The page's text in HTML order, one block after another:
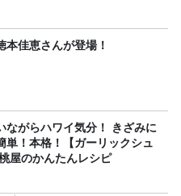
本佳恵さんが登場！
ながらハワイ気分！ きざみに
単！本格！【ガーリックシュ
屋のかんたんレシピ